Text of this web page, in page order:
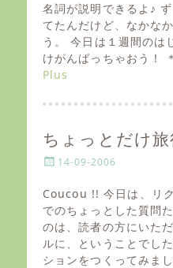
e
d
o
n
名詞が説明できるよ♪
てたんだけど、なかな
う。 今日は１週間のは
けがんばっちゃおう！
Plus
ちょっとだけ旅
P
s
e
d
o
n
14-09-2006
Coucou !! 今日は、リ
でのちょっとした質問
のは、読者の方にいた
ルに、ということでし
ションをつくってみま